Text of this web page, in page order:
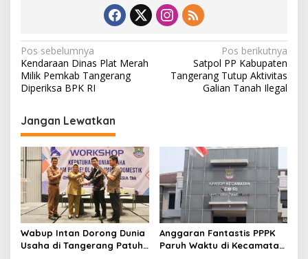
N
a
v
i
g
a
s
i
p
o
s
Pos sebelumnya
Kendaraan Dinas Plat Merah
Milik Pemkab Tangerang
Diperiksa BPK RI
Pos berikutnya
Satpol PP Kabupaten
Tangerang Tutup Aktivitas
Galian Tanah Ilegal
Jangan Lewatkan
Wabup Intan Dorong Dunia
Usaha di Tangerang Patuh
Anggaran Fantastis PPPK
Paruh Waktu di Kecamatan